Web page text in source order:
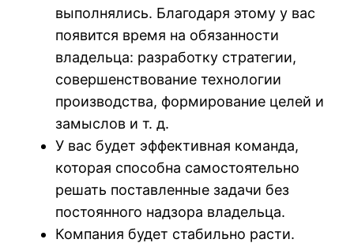
выполнялись. Благодаря этому у вас
появится время на обязанности
владельца: разработку стратегии,
совершенствование технологии
производства, формирование целей и
замыслов и т. д.
У вас будет эффективная команда,
которая способна самостоятельно
решать поставленные задачи без
постоянного надзора владельца.
Компания будет стабильно расти.